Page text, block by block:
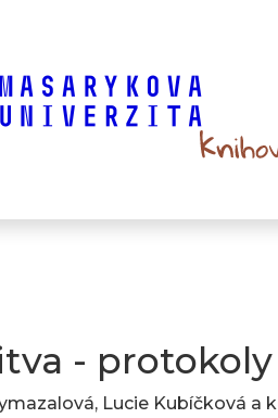
- protokoly
Lucie Kubíčková a